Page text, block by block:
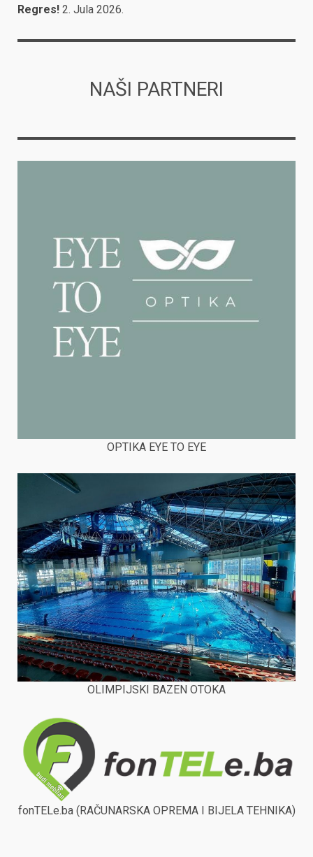
Regres! 2. Jula 2026.
NAŠI PARTNERI
OPTIKA EYE TO EYE
OLIMPIJSKI BAZEN OTOKA
fonTELe.ba (RAČUNARSKA OPREMA I BIJELA TEHNIKA)